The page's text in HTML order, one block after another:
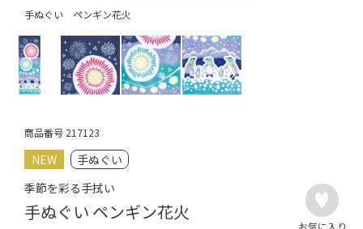
手ぬぐい ペンギン花火
商品番号 217123
NEW
手ぬぐい
季節を彩る手拭い
手ぬぐい ペンギン花火